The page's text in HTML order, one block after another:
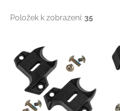
Položek k zobrazení: 35
Výpis produktů